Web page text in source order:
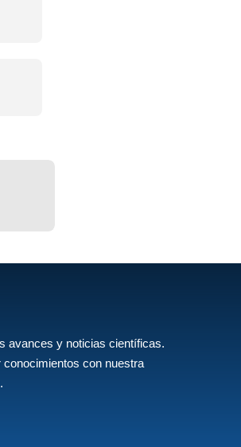
avances y noticias científicas.
con nuestra